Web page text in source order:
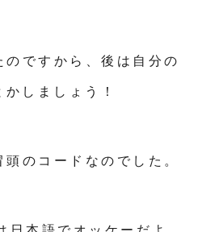
のですから、後は自分の
しましょう！
のコードなのでした。